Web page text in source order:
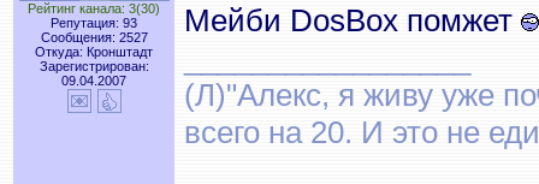
Рейтинг канала: 3(30)
Репутация: 93
Сообщения: 2527
Откуда: Кронштадт
Зарегистрирован:
09.04.2007
Мейби DosBox помжет
(Л)"Алекс, я живу уже
всего на 20. И это не